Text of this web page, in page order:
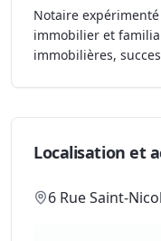
Notaire
immobilier et
immobilières,
Localisation et
6 Rue Saint-